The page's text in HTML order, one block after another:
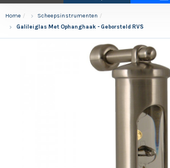
Home
Scheepsinstrumenten
Galileiglas Met Ophanghaak - Geborsteld RVS